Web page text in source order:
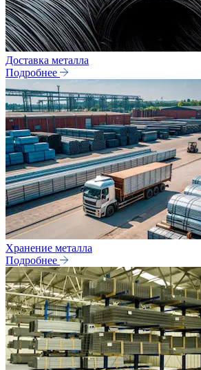
Доставка металла
Подробнее
Хранение металла
Подробнее